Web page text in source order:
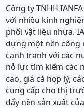
Công ty TNHH
với nhiều kinh
phối vật liệu nhựa.
dựng một nền công
cạnh tranh với các
nỗ lực tìm kiếm các
cao, giá cả hợp lý,
cung cấp cho thị
đẩy nền sản xuất